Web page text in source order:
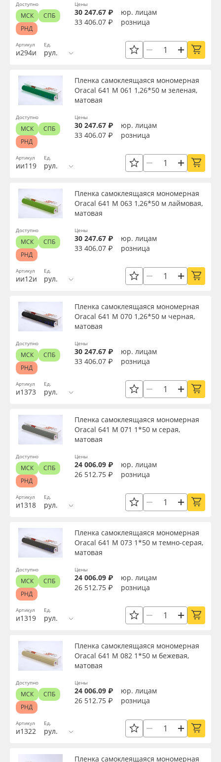
Вспененный ПВХ
Баннер
Тип печати
Срок эксплуатации, лет
Страна происхождения
Производитель
Торговая марка
Серия
Назначение
Особые свойства
Применить
Сбросить фильтр
Артикул
и294и
Ед.
рул.
Цены
30 247.67 ₽
юр. лицам
33 406.07 ₽
розница
Доступно
МСК
СПБ
РНД
Артикул
ии119
Пленка самоклеящаяся мономерная
Oracal 641 M 061 1,26*50 м зеленая,
матовая
Ед.
рул.
Цены
30 247.67 ₽
юр. лицам
33 406.07 ₽
розница
Доступно
МСК
СПБ
РНД
Артикул
ии12и
Пленка самоклеящаяся мономерная
Oracal 641 M 063 1,26*50 м лаймовая,
матовая
Ед.
рул.
Цены
30 247.67 ₽
юр. лицам
33 406.07 ₽
розница
Доступно
МСК
СПБ
РНД
Артикул
и1373
Пленка самоклеящаяся мономерная
Oracal 641 M 070 1,26*50 м черная,
матовая
Ед.
рул.
Цены
30 247.67 ₽
юр. лицам
33 406.07 ₽
розница
Доступно
МСК
СПБ
РНД
Артикул
и1318
Пленка самоклеящаяся мономерная
Oracal 641 M 071 1*50 м серая,
матовая
Ед.
рул.
Цены
24 006.09 ₽
юр. лицам
26 512.75 ₽
розница
Доступно
МСК
СПБ
РНД
Артикул
и1319
Пленка самоклеящаяся мономерная
Oracal 641 M 073 1*50 м темно-серая,
матовая
Ед.
рул.
Цены
24 006.09 ₽
юр. лицам
26 512.75 ₽
розница
Доступно
МСК
СПБ
РНД
Артикул
и1322
Пленка самоклеящаяся мономерная
Oracal 641 M 082 1*50 м бежевая,
матовая
Ед.
рул.
Цены
24 006.09 ₽
юр. лицам
26 512.75 ₽
розница
Доступно
МСК
СПБ
РНД
Пленка самоклеящаяся мономерная